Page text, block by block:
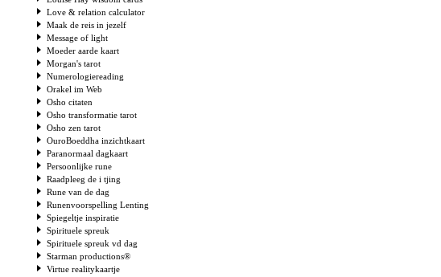
Love & relation calculator
Maak de reis in jezelf
Message of light
Moeder aarde kaart
Morgan's tarot
Numerologiereading
Orakel im Web
Osho citaten
Osho transformatie tarot
Osho zen tarot
OuroBoeddha inzichtkaart
Paranormaal dagkaart
Persoonlijke rune
Raadpleeg de i tjing
Rune van de dag
Runenvoorspelling Lenting
Spiegeltje inspiratie
Spirituele spreuk
Spirituele spreuk vd dag
Starman productions®
Virtue realitykaartje